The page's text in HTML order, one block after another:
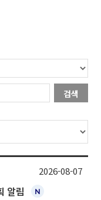
검색
알림
2026-08-07